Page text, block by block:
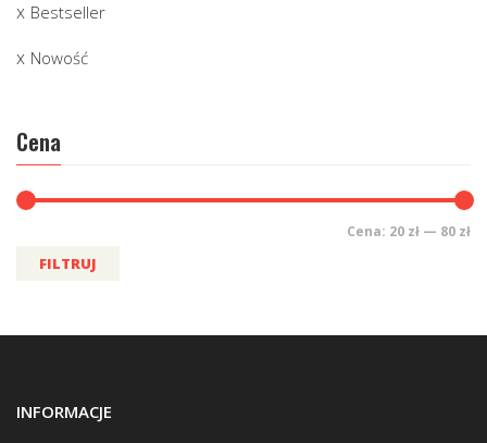
Bestseller
Nowość
Cena
FILTRUJ
Cena: 20 zł — 80 zł
INFORMACJE